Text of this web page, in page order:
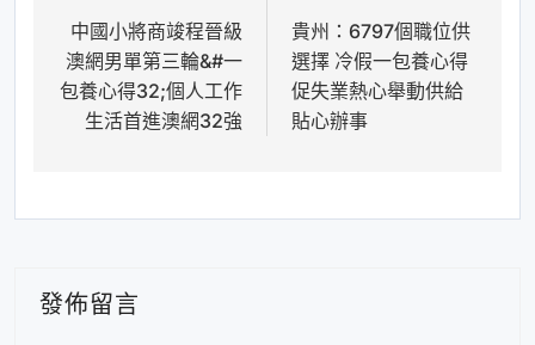
章
導
中國小將商竣程晉級
澳網男單第三輪&#一
包養心得32;個人工作
生活首進澳網32強
貴州：6797個職位供
選擇 冷假一包養心得
促失業熱心舉動供給
貼心辦事
發佈留言